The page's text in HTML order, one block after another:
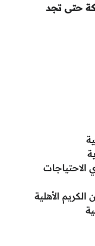
حتى تجد
الأهلية